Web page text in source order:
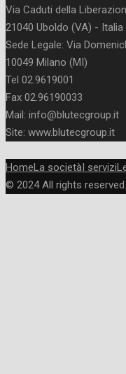
Via Caduti della
21040 Uboldo (VA) - Italia
Sede Legale: Via
10049 Milano (MI)
Tel 02.9619001
Fax 02.96190033
Mail: info@blutecgroup.it
Site: www.blutecgroup.it
HomeLa società I servizi
© 2024 All rights reserved.